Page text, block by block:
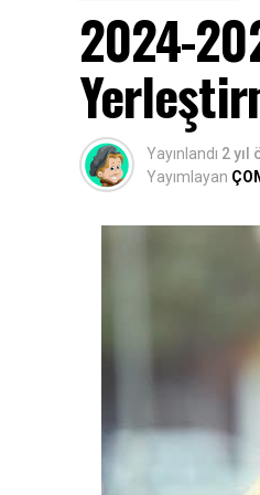
2024-
Yayınlandı 2 yıl
Yayımlayan